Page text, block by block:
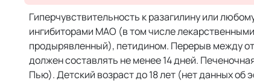
Гиперчувствительность к разагилину или
ингибиторами MAO (в том числе
продырявленный), петидином. Перерыв между
должен составлять не менее 14 дней.
Пью). Детский возраст до 18 лет (нет данных об